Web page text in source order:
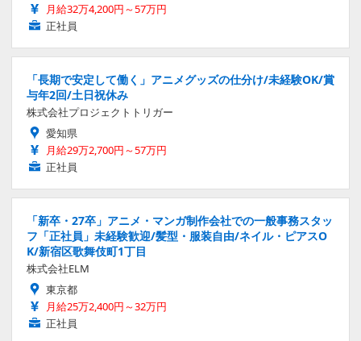
月給32万4,200円～57万円
正社員
「長期で安定して働く」アニメグッズの仕分け/未経験OK/賞
与年2回/土日祝休み
株式会社プロジェクトトリガー
愛知県
月給29万2,700円～57万円
正社員
「新卒・27卒」アニメ・マンガ制作会社での一般事務スタッ
フ「正社員」未経験歓迎/髪型・服装自由/ネイル・ピアスO
K/新宿区歌舞伎町1丁目
株式会社ELM
東京都
月給25万2,400円～32万円
正社員